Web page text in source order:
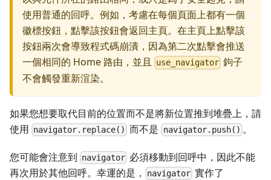
使用普通的回呼。例如，考慮在每個頁面上都有一個
徽標按鈕，點擊該按鈕會返回主頁。在主頁上點擊該
按鈕兩次會導致程式碼崩潰，因為第二次點擊會推送
一個相同的 Home 路由，並且
use_navigator 鉤子
不會觸發重新渲染。
如果您想要取代目前的位置而不是將新位置推到堆疊上，請
使用 navigator.replace() 而不是 navigator.push() 。
您可能會注意到 navigator 必須移動到回呼中，因此不能
再次用於其他回呼。幸運的是，
navigator 實作了